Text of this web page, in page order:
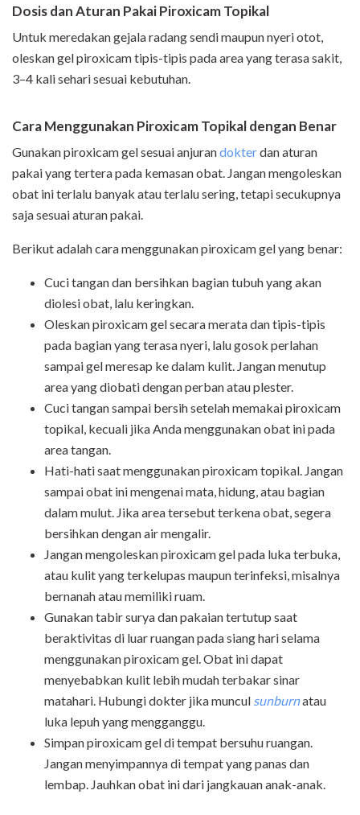
Dosis dan Aturan Pakai Piroxicam Topikal
Untuk meredakan gejala radang sendi maupun nyeri otot,
oleskan gel piroxicam tipis-tipis pada area yang terasa sakit,
3–4 kali sehari sesuai kebutuhan.
Cara Menggunakan Piroxicam Topikal dengan Benar
Gunakan piroxicam gel sesuai anjurandokterdan aturan
pakai yang tertera pada kemasan obat. Jangan mengoleskan
obat ini terlalu banyak atau terlalu sering, tetapi secukupnya
saja sesuai aturan pakai.
Berikut adalah cara menggunakan piroxicam gel yang benar:
Cuci tangan dan bersihkan bagian tubuh yang akan
diolesi obat, lalu keringkan.
Oleskan piroxicam gel secara merata dan tipis-tipis
pada bagian yang terasa nyeri, lalu gosok perlahan
sampai gel meresap ke dalam kulit. Jangan menutup
area yang diobati dengan perban atau plester.
Cuci tangan sampai bersih setelah memakai piroxicam
topikal, kecuali jika Anda menggunakan obat ini pada
area tangan.
Hati-hati saat menggunakan piroxicam topikal. Jangan
sampai obat ini mengenai mata, hidung, atau bagian
dalam mulut. Jika area tersebut terkena obat, segera
bersihkan dengan air mengalir.
Jangan mengoleskan piroxicam gel pada luka terbuka,
atau kulit yang terkelupas maupun terinfeksi, misalnya
bernanah atau memiliki ruam.
Gunakan tabir surya dan pakaian tertutup saat
beraktivitas di luar ruangan pada siang hari selama
menggunakan piroxicam gel. Obat ini dapat
menyebabkan kulit lebih mudah terbakar sinar
matahari. Hubungi dokter jika muncul sunburnatau
luka lepuh yang mengganggu.
Simpan piroxicam gel di tempat bersuhu ruangan.
Jangan menyimpannya di tempat yang panas dan
lembap. Jauhkan obat ini dari jangkauan anak-anak.